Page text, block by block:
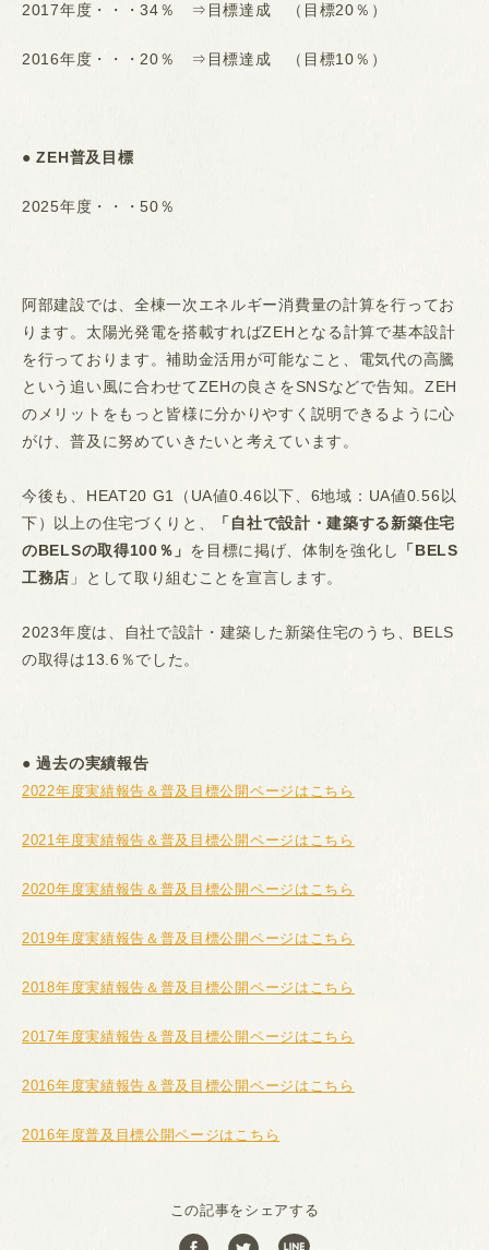
2017年度・・・34％ ⇒目標達成 （目標20％）
2016年度・・・20％ ⇒目標達成 （目標10％）
● ZEH普及目標
2025年度・・・50％
阿部建設では、全棟一次エネルギー消費量の計算を行ってお
ります。太陽光発電を搭載すればZEHとなる計算で基本設計
を行っております。補助金活用が可能なこと、電気代の高騰
という追い風に合わせてZEHの良さをSNSなどで告知。ZEH
のメリットをもっと皆様に分かりやすく説明できるように心
がけ、普及に努めていきたいと考えています。
今後も、HEAT20 G1（UA値0.46以下、6地域：UA値0.56以
下）以上の住宅づくりと、
「自社で設計・建築する新築住宅
のBELSの取得100％」 を目標に掲げ、体制を強化し
「BELS
工務店 」として取り組むことを宣言します。
2023年度は、自社で設計・建築した新築住宅のうち、BELS
の取得は13.6％でした。
● 過去の実績報告
2022年度実績報告＆普及目標公開ページはこちら
2021年度実績報告＆普及目標公開ページはこちら
2020年度実績報告＆普及目標公開ページはこちら
2019年度実績報告＆普及目標公開ページはこちら
2018年度実績報告＆普及目標公開ページはこちら
2017年度実績報告＆普及目標公開ページはこちら
2016年度実績報告＆普及目標公開ページはこちら
2016年度普及目標公開ページはこちら
この記事をシェアする